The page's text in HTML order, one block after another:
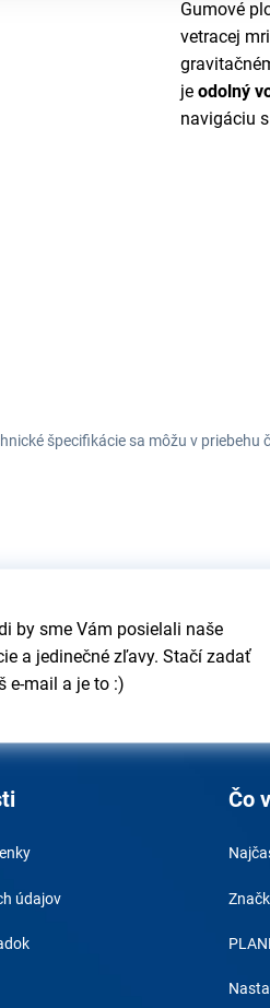
Gumové
vetracej
je odolný
navigáciu
špecifikácie sa môžu v
by sme Vám posielali naše
a jedinečné zľavy. Stačí zadať
e-mail a je to :)
údajov
Čo